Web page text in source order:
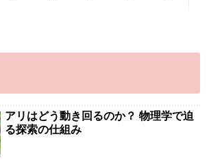
アリはどう動き回るのか？ 物理学で迫
る探索の仕組み